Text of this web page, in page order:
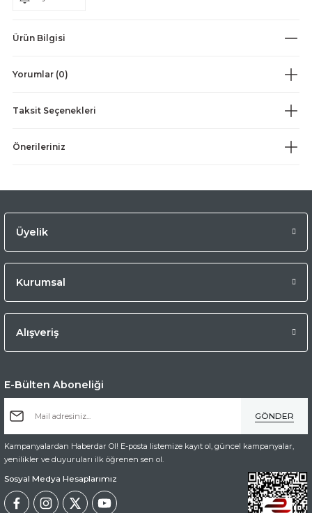
Ürün Bilgisi
Yorumlar (0)
Taksit Seçenekleri
Önerileriniz
Üyelik
Kurumsal
Alışveriş
E-Bülten Aboneliği
GÖNDER
Kampanyalardan Haberdar Ol! E-posta listemize kayıt ol, güncel kampanyalar,
yenilikler ve duyuruları ilk öğrenen sen ol.
Sosyal Medya Hesaplarımız